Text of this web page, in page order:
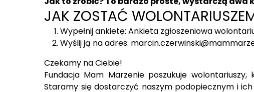
JAK ZOSTAĆ
Wypełnij ankietę: Ankieta zgłoszeniowa
Wyślij ją na adres:
Czekamy na Ciebie!
Fundacja Mam Marzenie poszukuje
Staramy się dostarczyć naszym podopiecznym i